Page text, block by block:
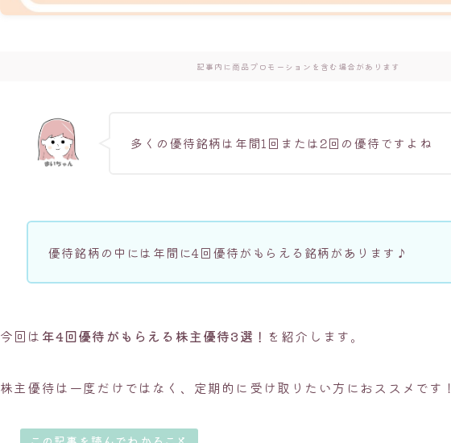
記事内に商品プロモーションを含む場合があります
多くの優待銘柄は年間1回または2回の優待ですよね
優待銘柄の中には年間に4回優待がもらえる銘柄があります♪
今回は 年4回優待がもらえる株主優待3選！ を紹介します。
株主優待は一度だけではなく、定期的に受け取りたい方におススメです！